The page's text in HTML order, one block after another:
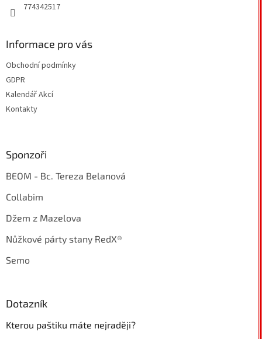
774342517
Informace pro vás
Obchodní podmínky
GDPR
Kalendář Akcí
Kontakty
Sponzoři
BEOM - Bc. Tereza Belanová
Collabim
Džem z Mazelova
Nůžkové párty stany RedX®
Semo
Dotazník
Kterou paštiku máte nejraději?